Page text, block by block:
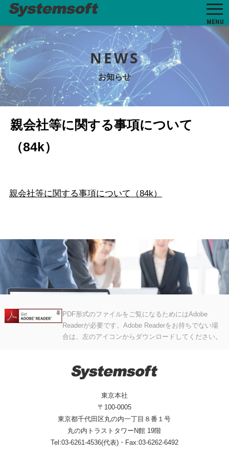
MENU
NEWS
お知らせ
親会社等に関する事項について
（84k）
親会社等に関する事項について（84k）
PDF形式のファイルをご覧になるためにはAdobe
Readerが必要です。Adobe Readerをお持ちでない場
合は、左のアイコンからダウンロードしてください。
東京本社
〒100-0005
東京都千代田区丸の内一丁目８番１号
丸の内トラストタワーN館 19階
Tel:03-6261-4536(代表)・Fax:03-6262-6492